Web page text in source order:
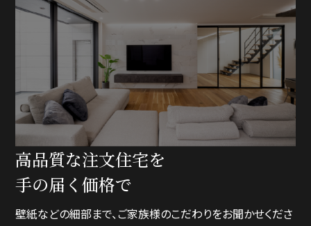
高品質な注文住宅を
手の届く価格で
壁紙などの細部まで、ご家族様のこだわりをお聞かせくださ